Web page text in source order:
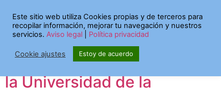
Etiqueta:escritura
Contar, crear y compartir:
segunda charla virtual con
la Universidad de la
Este sitio web utiliza Cookies propias y de terceros para
recopilar información, mejorar tu navegación y nuestros
servicios. Aviso legal Política privacidad
Cookie ajustes Estoy de acuerdo